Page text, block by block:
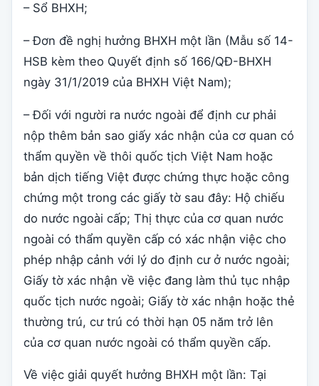
– Sổ BHXH;
– Đơn đề nghị hưởng BHXH một lần (Mẫu số 14-
HSB kèm theo Quyết định số 166/QĐ-BHXH
ngày 31/1/2019 của BHXH Việt Nam);
– Đối với người ra nước ngoài để định cư phải
nộp thêm bản sao giấy xác nhận của cơ quan có
thẩm quyền về thôi quốc tịch Việt Nam hoặc
bản dịch tiếng Việt được chứng thực hoặc công
chứng một trong các giấy tờ sau đây: Hộ chiếu
do nước ngoài cấp; Thị thực của cơ quan nước
ngoài có thẩm quyền cấp có xác nhận việc cho
phép nhập cảnh với lý do định cư ở nước ngoài;
Giấy tờ xác nhận về việc đang làm thủ tục nhập
quốc tịch nước ngoài; Giấy tờ xác nhận hoặc thẻ
thường trú, cư trú có thời hạn 05 năm trở lên
của cơ quan nước ngoài có thẩm quyền cấp.
Về việc giải quyết hưởng BHXH một lần: Tại